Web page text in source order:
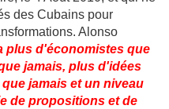
des Cubains pour
Alonso
plus d'économistes que
jamais, plus d'idées
jamais et un niveau
de propositions et de